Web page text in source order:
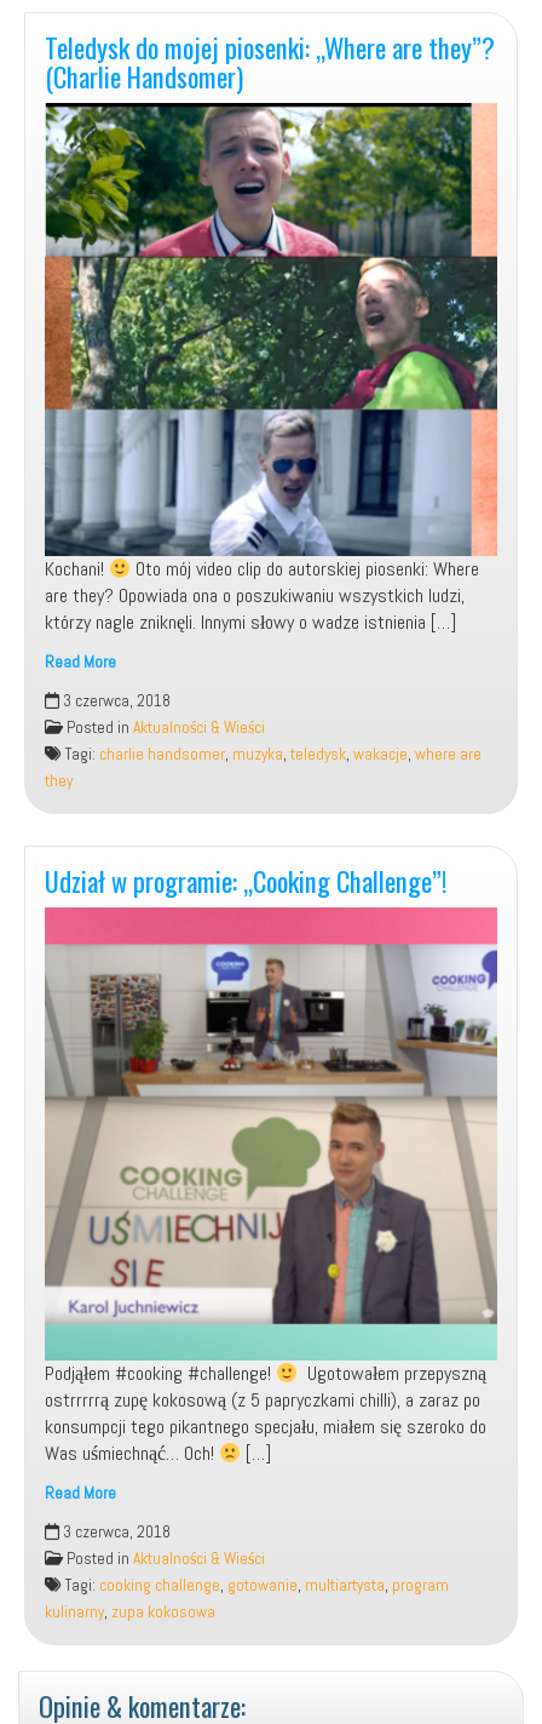
Teledysk do mojej piosenki: „Where are they”?
(Charlie Handsomer)
Kochani!
Oto mój video clip do autorskiej piosenki: Where
are they? Opowiada ona o poszukiwaniu wszystkich ludzi,
którzy nagle zniknęli. Innymi słowy o wadze istnienia […]
Read More
Teledysk
do
mojej
piosenki:
„Where
are
they”?
(Charlie
Handsomer)
3 czerwca, 2018
Posted in Aktualności & Wieści
Tagi: charlie handsomer, muzyka,teledysk, wakacje, where are
they
Udział w programie: „Cooking Challenge”!
Podjąłem #cooking #challenge!
Ugotowałem przepyszną
ostrrrrrą zupę kokosową (z 5 papryczkami chilli), a zaraz po
konsumpcji tego pikantnego specjału, miałem się szeroko do
Was uśmiechnąć… Och!
[…]
Read More
Udział
w
programie:
„Cooking
Challenge”!
3 czerwca, 2018
Posted in Aktualności & Wieści
Tagi: cooking challenge, gotowanie, multiartysta, program
kulinarny, zupa kokosowa
Opinie & komentarze: